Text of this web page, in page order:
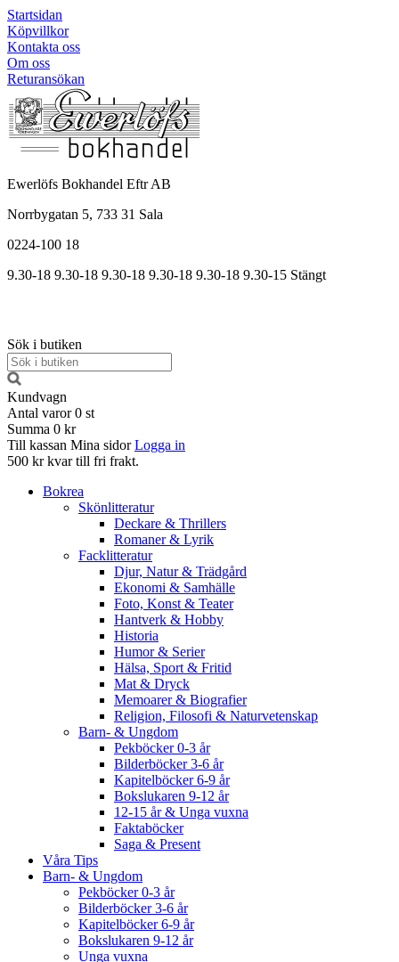
Startsidan
Köpvillkor
Kontakta oss
Om oss
Returansökan
Ewerlöfs Bokhandel Eftr AB
Norrbygatan 5, 733 31 Sala
0224-100 18
9.30-18 9.30-18 9.30-18 9.30-18 9.30-18 9.30-15 Stängt
Sök i butiken
Kundvagn
Antal varor 0 st
Summa 0 kr
Till kassan Mina sidor Logga in
500 kr kvar till fri frakt.
Bokrea
Skönlitteratur
Deckare & Thrillers
Romaner & Lyrik
Facklitteratur
Djur, Natur & Trädgård
Ekonomi & Samhälle
Foto, Konst & Teater
Hantverk & Hobby
Historia
Humor & Serier
Hälsa, Sport & Fritid
Mat & Dryck
Memoarer & Biografier
Religion, Filosofi & Naturvetenskap
Barn- & Ungdom
Pekböcker 0-3 år
Bilderböcker 3-6 år
Kapitelböcker 6-9 år
Bokslukaren 9-12 år
12-15 år & Unga vuxna
Faktaböcker
Saga & Present
Våra Tips
Barn- & Ungdom
Pekböcker 0-3 år
Bilderböcker 3-6 år
Kapitelböcker 6-9 år
Bokslukaren 9-12 år
Unga vuxna